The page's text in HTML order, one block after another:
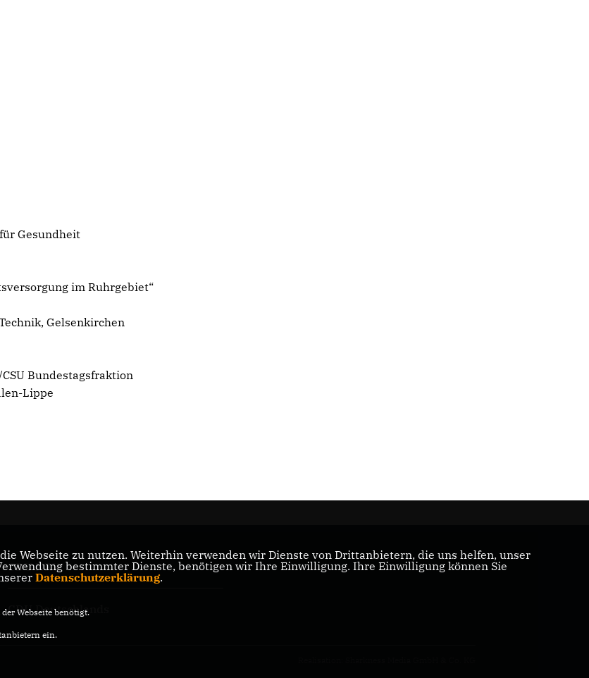
Gesundheit
im Ruhrgebiet“
Gelsenkirchen
Bundestagsfraktion
Lippe
CDU NRW
CDU Deutschlands
Webseite zu nutzen. Weiterhin verwenden wir Dienste von Drittanbietern, die uns helfen, unser
bestimmter Dienste, benötigen wir Ihre Einwilligung. Ihre Einwilligung können Sie
Datenschutzerklärung.
Webseite benötigt.
ein.